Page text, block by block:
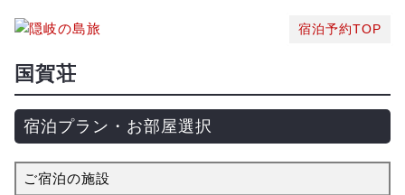
宿泊予約TOP
国賀荘
宿泊プラン・お部屋選択
ご宿泊の施設